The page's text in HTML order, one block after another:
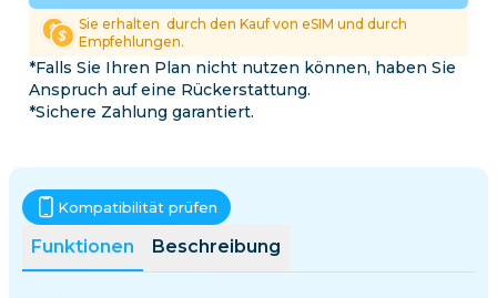
Sie erhalten durch den Kauf von eSIM und durch
Empfehlungen.
*Falls Sie Ihren Plan nicht nutzen können, haben Sie
Anspruch auf eine Rückerstattung.
*Sichere Zahlung garantiert.
Funktionen Beschreibung
Kompatibilität prüfen